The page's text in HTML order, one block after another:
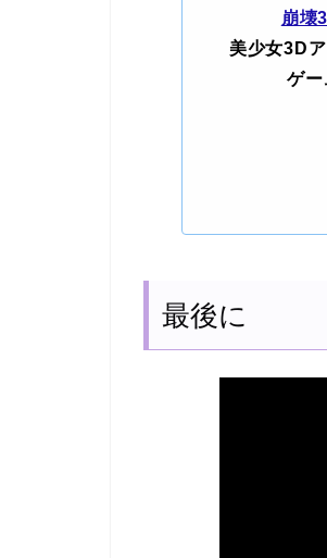
崩壊
美少女3D
ゲー
最後に